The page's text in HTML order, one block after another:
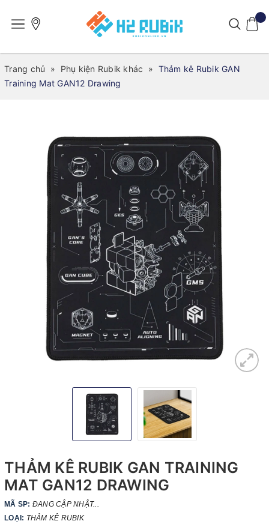
Trang chủ » Phụ kiện Rubik khác » Thảm kê Rubik GAN
Training Mat GAN12 Drawing
THẢM KÊ RUBIK GAN TRAINING
MAT GAN12 DRAWING
MÃ SP: ĐANG CẬP NHẬT...
LOẠI: THẢM KÊ RUBIK